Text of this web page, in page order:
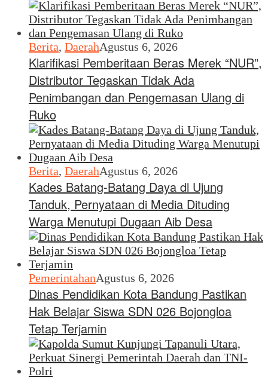
Berita, DaerahAgustus 6, 2026
Klarifikasi Pemberitaan Beras Merek “NUR”,
Distributor Tegaskan Tidak Ada
Penimbangan dan Pengemasan Ulang di
Ruko
Berita, DaerahAgustus 6, 2026
Kades Batang-Batang Daya di Ujung
Tanduk, Pernyataan di Media Dituding
Warga Menutupi Dugaan Aib Desa
PemerintahanAgustus 6, 2026
Dinas Pendidikan Kota Bandung Pastikan
Hak Belajar Siswa SDN 026 Bojongloa
Tetap Terjamin